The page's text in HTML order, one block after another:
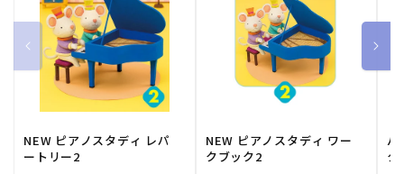
NEW ピアノスタディ レパ
ートリー2
NEW ピアノスタディ ワー
クブック2
バ
ク